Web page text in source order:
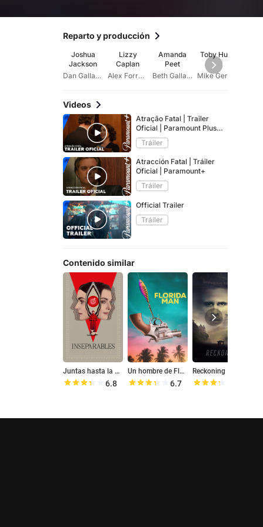
Reparto y producción
Joshua
Jackson
Dan Gallagher
Lizzy
Caplan
Alex Forrest
Amanda
Peet
Beth Gallagher
Toby Huss
Videos
Atração Fatal | Trailer
Oficial | Paramount Plus
Brasil
Tráiler
Atracción Fatal | Tráiler
Oficial | Paramount+
Tráiler
Official Trailer
Tráiler
Contenido similar
Juntas hasta la muerte
6.8
Un hombre de Florida
6.7
Reckoning